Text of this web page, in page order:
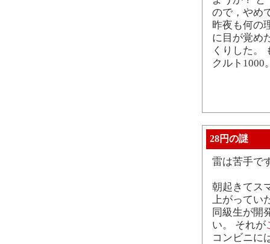
ので，やめ
昨夜も何の
に目が覚め
くりした。
クルト1000
28円の謎
雷は苦手で
朝起きてス
上がってい
同級生が開
い。 それが
コンビニに